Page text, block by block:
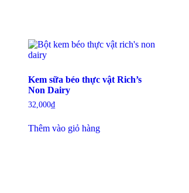
Kem sữa béo thực vật Rich’s
Non Dairy
32,000₫
Thêm vào giỏ hàng